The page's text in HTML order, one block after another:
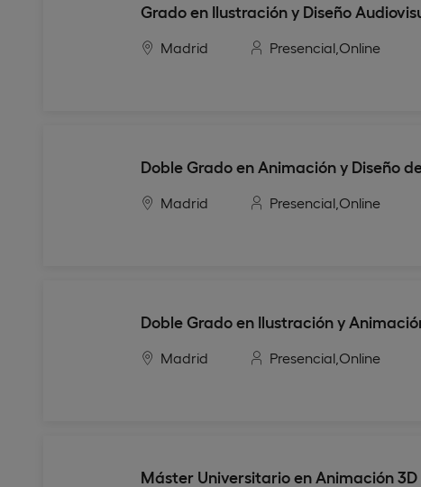
Grado en Ilustración y Diseño
Madrid Presencial, Online
Doble Grado en Animación y Diseño
Madrid Presencial, Online
Doble Grado en Ilustración y
Madrid Presencial, Online
Máster Universitario en Animación 3D